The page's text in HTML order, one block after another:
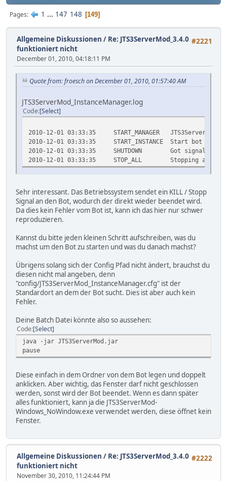
Pages 1 ... 147 148 149
#2221
Allgemeine Diskussionen / Re: JTS3ServerMod_3.4.0
funktioniert nicht
December 01, 2010, 04:18:11 PM
Quote from: froesch on December 01, 2010, 01:57:40 AM
JTS3ServerMod_InstanceManager.log
Code Select
2010-12-01 03:33:35 START_MANAGER
2010-12-01 03:33:35
START_INSTANCE
Start bot
2010-12-01 03:33:35
SHUTDOWN
Got signal
2010-12-01 03:33:35
STOP_ALL Stopping all
Sehr interessant. Das Betriebssystem sendet ein KILL / Stopp
Signal an den Bot, wodurch der direkt wieder beendet wird.
Da dies kein Fehler vom Bot ist, kann ich das hier nur schwer
reproduzieren.
Kannst du bitte jeden kleinen Schritt aufschreiben, was du
machst um den Bot zu starten und was du danach machst?
Übrigens solang sich der Config Pfad nicht ändert, brauchst du
diesen nicht mal angeben, denn
"config/JTS3ServerMod_InstanceManager.cfg" ist der
Standardort an dem der Bot sucht. Dies ist aber auch kein
Fehler.
Deine Batch Datei könnte also so aussehen:
Code Select
java -jar JTS3ServerMod.jar
pause
Diese einfach in dem Ordner von dem Bot legen und doppelt
anklicken. Aber wichtig, das Fenster darf nicht geschlossen
werden, sonst wird der Bot beendet. Wenn es dann später
alles funktioniert, kann ja die JTS3ServerMod-
Windows_NoWindow.exe verwendet werden, diese öffnet kein
Fenster.
#2222
Allgemeine Diskussionen / Re: JTS3ServerMod_3.4.0
funktioniert nicht
November 30, 2010, 11:24:44 PM